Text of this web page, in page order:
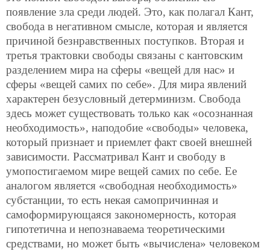
появление зла среди людей. Это, как полагал Кант,
свобода в негативном смысле, которая и является
причиной безнравственных поступков. Вторая и
третья трактовки свободы связаны с кантовским
разделением мира на сферы «вещей для нас» и
сферы «вещей самих по себе». Для мира явлений
характерен безусловный детерминизм. Свобода
здесь может существовать только как «осознанная
необходимость», наподобие «свободы» человека,
который признает и приемлет факт своей внешней
зависимости. Рассматривал Кант и свободу в
умопостигаемом мире вещей самих по себе. Ее
аналогом является «свободная необходимость»
субстанции, то есть некая самопричинная и
самоформирующаяся закономерность, которая
гипотетична и непознаваема теоретическими
средствами, но может быть «вычислена» человеком